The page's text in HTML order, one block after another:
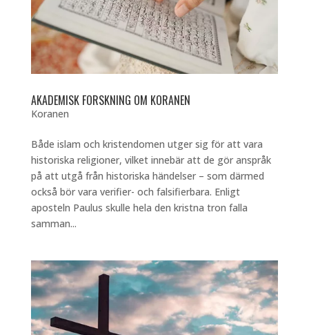
AKADEMISK FORSKNING OM KORANEN
Koranen
Både islam och kristendomen utger sig för att vara
historiska religioner, vilket innebär att de gör anspråk
på att utgå från historiska händelser – som därmed
också bör vara verifier- och falsifierbara. Enligt
aposteln Paulus skulle hela den kristna tron falla
samman...